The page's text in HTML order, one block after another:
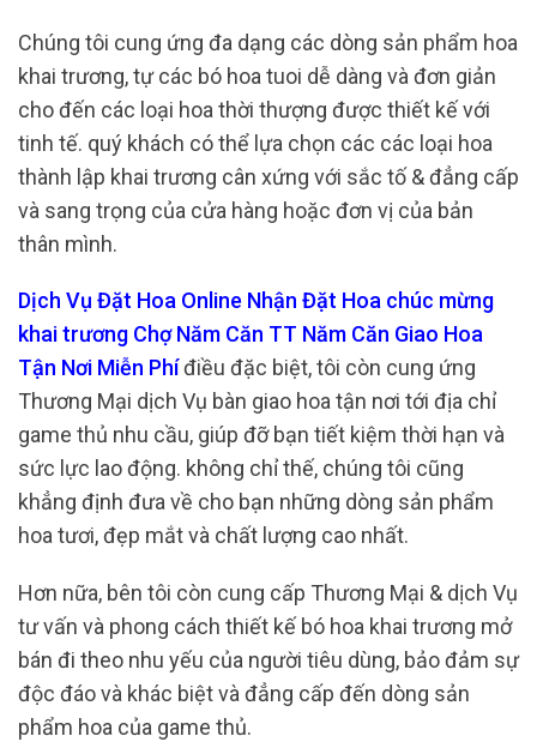
Chúng tôi cung ứng đa dạng các dòng sản phẩm hoa
khai trương, tự các bó hoa tuoi dễ dàng và đơn giản
cho đến các loại hoa thời thượng được thiết kế với
tinh tế. quý khách có thể lựa chọn các các loại hoa
thành lập khai trương cân xứng với sắc tố & đẳng cấp
và sang trọng của cửa hàng hoặc đơn vị của bản
thân mình.
Dịch Vụ Đặt Hoa Online Nhận Đặt Hoa chúc mừng
khai trương Chợ Năm Căn TT Năm Căn Giao Hoa
Tận Nơi Miễn Phíđiều đặc biệt, tôi còn cung ứng
Thương Mại dịch Vụ bàn giao hoa tận nơi tới địa chỉ
game thủ nhu cầu, giúp đỡ bạn tiết kiệm thời hạn và
sức lực lao động. không chỉ thế, chúng tôi cũng
khẳng định đưa về cho bạn những dòng sản phẩm
hoa tươi, đẹp mắt và chất lượng cao nhất.
Hơn nữa, bên tôi còn cung cấp Thương Mại & dịch Vụ
tư vấn và phong cách thiết kế bó hoa khai trương mở
bán đi theo nhu yếu của người tiêu dùng, bảo đảm sự
độc đáo và khác biệt và đẳng cấp đến dòng sản
phẩm hoa của game thủ.